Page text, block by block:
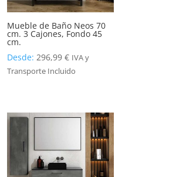
Mueble de Baño Neos 70
cm. 3 Cajones, Fondo 45
cm.
Desde: 296,99 € IVA y
Transporte Incluido